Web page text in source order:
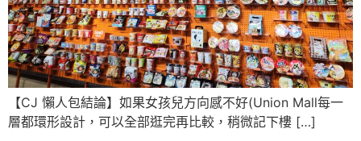
【CJ 懶人包結論】如果女孩兒方向感不好(Union Mall每一
層都環形設計，可以全部逛完再比較，稍微記下樓 […]